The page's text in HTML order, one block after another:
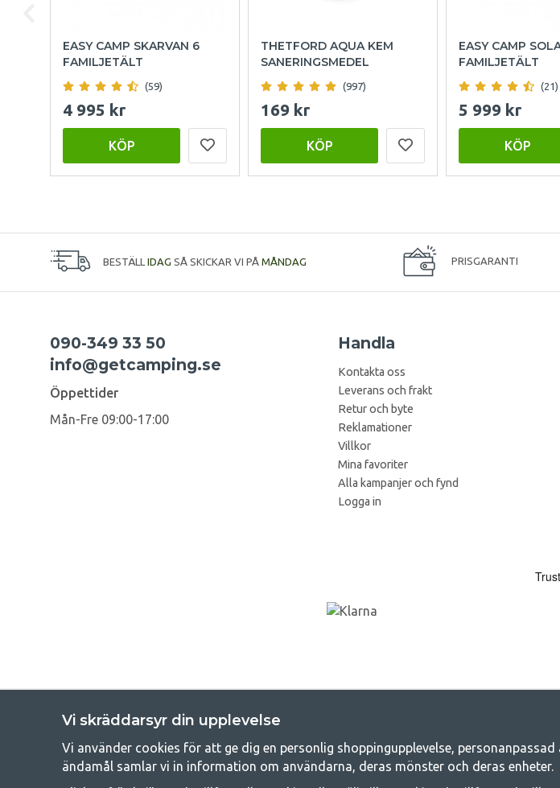
EASY CAMP SKARVAN 6
FAMILJETÄLT
(59)
4 995 kr
KÖP
THETFORD AQUA KEM
SANERINGSMEDEL
(997)
169 kr
KÖP
EASY CAMP
FAMILJETÄLT
(21)
5 999 kr
KÖP
BESTÄLL IDAG SÅ SKICKAR VI PÅ MÅNDAG PRISGARANTI
090-349 33 50
info@getcamping.se
Öppettider
Mån-Fre 09:00-17:00
Handla
Kontakta oss
Leverans och frakt
Retur och byte
Reklamationer
Villkor
Mina favoriter
Alla kampanjer och fynd
Logga in
GetCamping.se - Din
Vi skräddarsyr din upplevelse
Vi använder cookies för att ge dig en personlig shoppingupplevelse,
ändamål samlar vi in information om användarna, deras mönster och deras enheter.